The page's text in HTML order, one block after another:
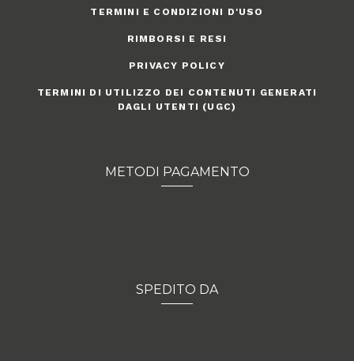
TERMINI E CONDIZIONI D'USO
RIMBORSI E RESI
PRIVACY POLICY
TERMINI DI UTILIZZO DEI CONTENUTI GENERATI
DAGLI UTENTI (UGC)
METODI PAGAMENTO
SPEDITO DA